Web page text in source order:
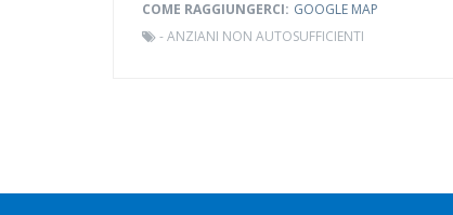
COME RAGGIUNGERCI: GOOGLE MAP
-ANZIANI NON AUTOSUFFICIENTI